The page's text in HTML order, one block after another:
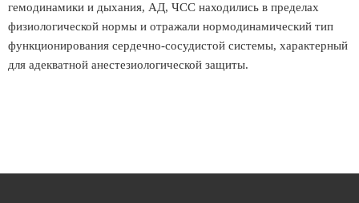
гемодинамики и дыхания, АД, ЧСС находились в пределах
физиологической нормы и отражали нормодинамический тип
функционирования сердечно-сосудистой системы, характерный
для адекватной анестезиологической защиты.